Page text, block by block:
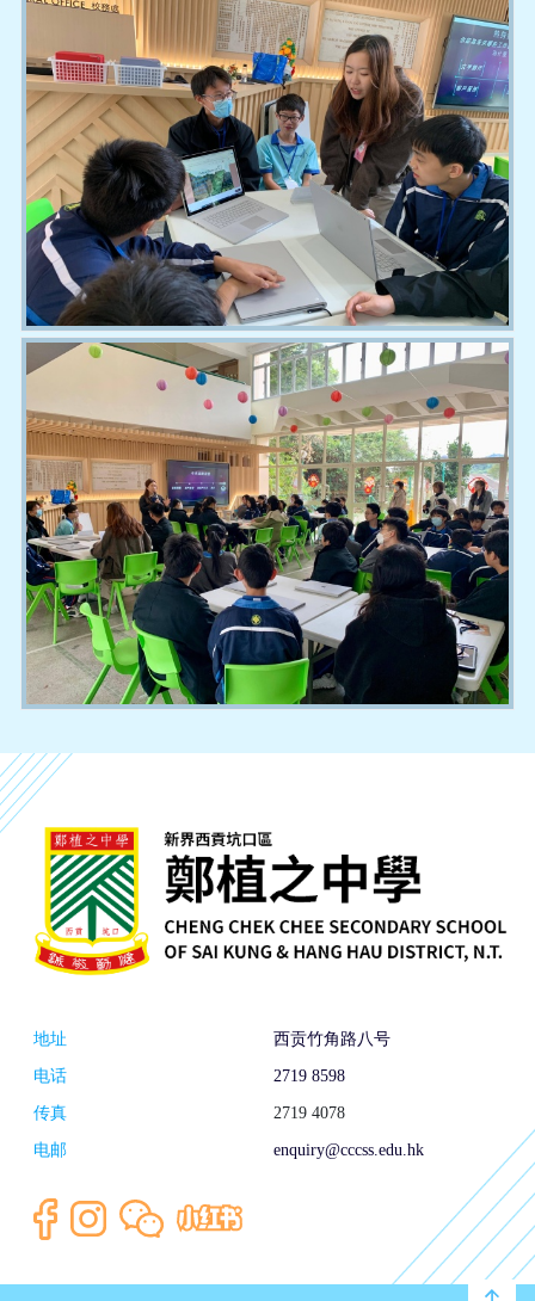
地址
西贡竹角路八号
电话
2719 8598
传真
2719 4078
电邮
enquiry@cccss.edu.hk